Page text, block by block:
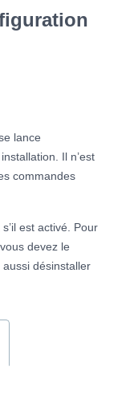
lance
Il n’est
commandes
est activé. Pour
devez le
désinstaller